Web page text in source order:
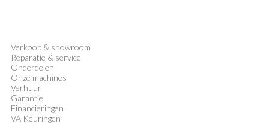
Verkoop & showroom
Reparatie & service
Onderdelen
Onze machines
Verhuur
Garantie
Financieringen
VA Keuringen